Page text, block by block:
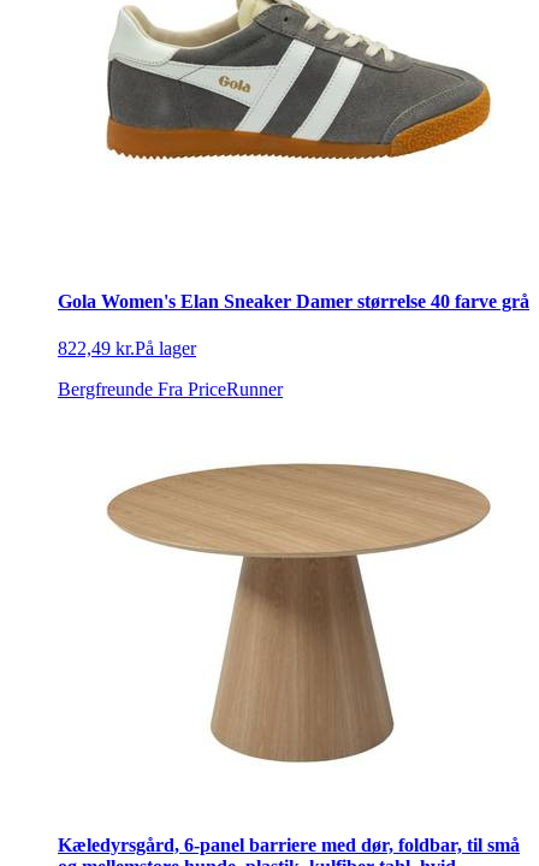
Gola Women's Elan Sneaker Damer størrelse 40 farve grå
822,49 kr.På lager
Bergfreunde Fra PriceRunner
Kæledyrsgård, 6-panel barriere med dør, foldbar, til små